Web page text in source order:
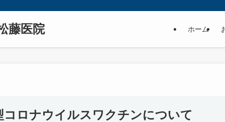
藤医院 ホーム
コロナウイルスワクチンについて